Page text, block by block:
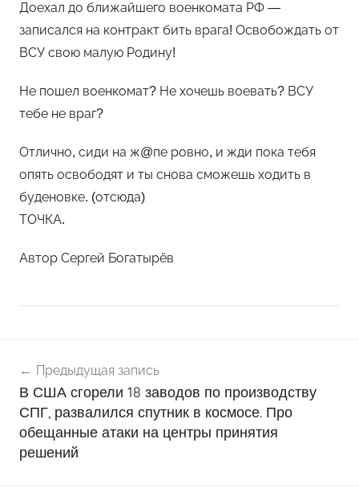
Доехал до ближайшего военкомата РФ —
записался на контракт бить врага! Освобождать от
ВСУ свою малую Родину!
Не пошел военкомат? Не хочешь воевать? ВСУ
тебе не враг?
Отлично, сиди на ж@пе ровно, и жди пока тебя
опять освободят и ты снова сможешь ходить в
буденовке. (отсюда)
ТОЧКА.
Автор Сергей Богатырёв
о
в
о
с
т
по
записям
Предыдущая запись
В США сгорели 18 заводов по производству
СПГ, развалился спутник в космосе. Про
обещанные атаки на центры принятия
решений